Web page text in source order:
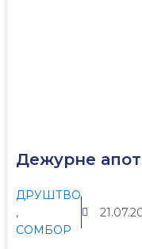
Дежурне
ДРУШТВО
,
СОМБОР